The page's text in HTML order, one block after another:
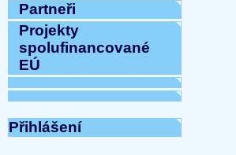
Partneři
Projekty
spolufinancované
EÚ
Přihlášení